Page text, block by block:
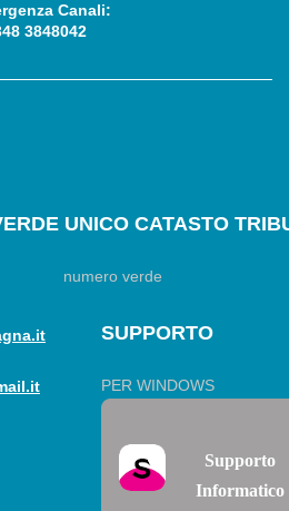
Canali:
3848042
UNICO CATASTO
SUPPORTO
PER WINDOWS
Supporto
Informatico